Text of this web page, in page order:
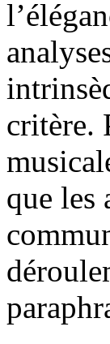
critère.
que les